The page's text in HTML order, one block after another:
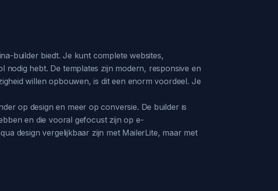
builder biedt. Je kunt complete websites,
hebt. De templates zijn modern, responsive en
willen opbouwen, is dit een enorm voordeel. Je
op design en meer op conversie. De builder is
en die vooral gefocust zijn op e-
design vergelijkbaar zijn met MailerLite, maar met